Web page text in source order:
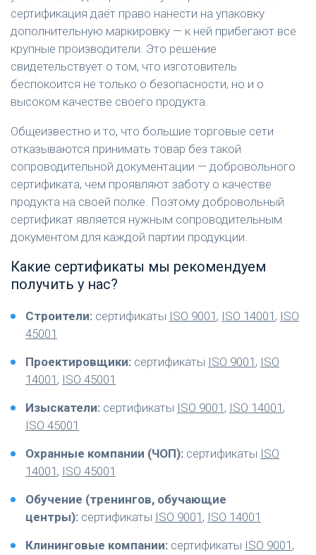
сертификация даёт право нанести на упаковку
дополнительную маркировку — к ней прибегают все
крупные производители. Это решение
свидетельствует о том, что изготовитель
беспокоится не только о безопасности, но и о
высоком качестве своего продукта.
Общеизвестно и то, что большие торговые сети
отказываются принимать товар без такой
сопроводительной документации — добровольного
сертификата, чем проявляют заботу о качестве
продукта на своей полке. Поэтому добровольный
сертификат является нужным сопроводительным
документом для каждой партии продукции.
Какие сертификаты мы рекомендуем
получить у нас?
Строители: сертификаты ISO 9001 , ISO 14001 , ISO
45001
Проектировщики: сертификаты ISO 9001 , ISO
14001 , ISO 45001
Изыскатели: сертификаты ISO 9001 , ISO 14001 ,
ISO 45001
Охранные компании (ЧОП): сертификаты ISO
14001 , ISO 45001
Обучение (тренингов, обучающие
центры): сертификаты ISO 9001 , ISO 14001
Клининговые компании: сертификаты ISO 9001 ,